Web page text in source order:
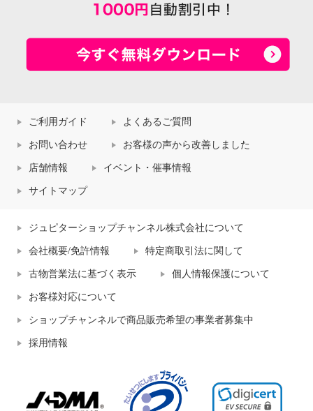
ご利用ガイド よくあるご質問
お問い合わせ お客様の声から改善しました
店舗情報 イベント・催事情報
サイトマップ
ジュピターショップチャンネル株式会社について
会社概要/免許情報 特定商取引法に関して
古物営業法に基づく表示 個人情報保護について
お客様対応について
ショップチャンネルで商品販売希望の事業者募集中
採用情報